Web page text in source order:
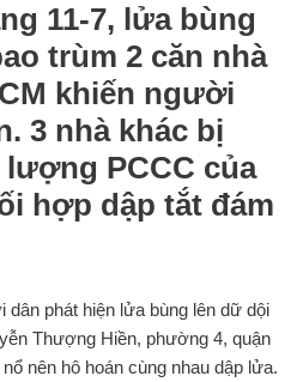
11-7, lửa bùng
trùm 2 căn nhà
khiến người
3 nhà khác bị
PCCC của
hợp dập tắt đám
dân phát hiện lửa bùng lên dữ dội
Thượng Hiền, phường 4, quận
nên hô hoán cùng nhau dập lửa.